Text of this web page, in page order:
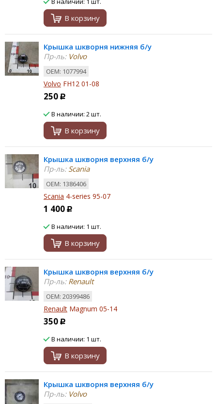
В корзину
Крышка шкворня нижняя б/у
Пр-ль:Volvo
ОЕМ: 1077994
Volvo FH12 01-08
250 Р
В наличии: 2 шт.
В корзину
Крышка шкворня верхняя б/у
Пр-ль:Scania
ОЕМ: 1386406
Scania 4-series 95-07
1 400 Р
В наличии: 1 шт.
В корзину
Крышка шкворня верхняя б/у
Пр-ль:Renault
ОЕМ: 20399486
Renault Magnum 05-14
350 Р
В наличии: 1 шт.
В корзину
Крышка шкворня верхняя б/у
Пр-ль:Volvo